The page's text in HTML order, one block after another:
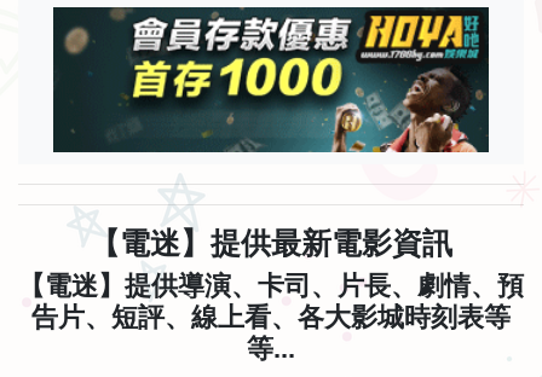
【電迷】提供最新電影資訊
【電迷】提供導演、卡司、片長、劇情、預
告片、短評、線上看、各大影城時刻表等
等...